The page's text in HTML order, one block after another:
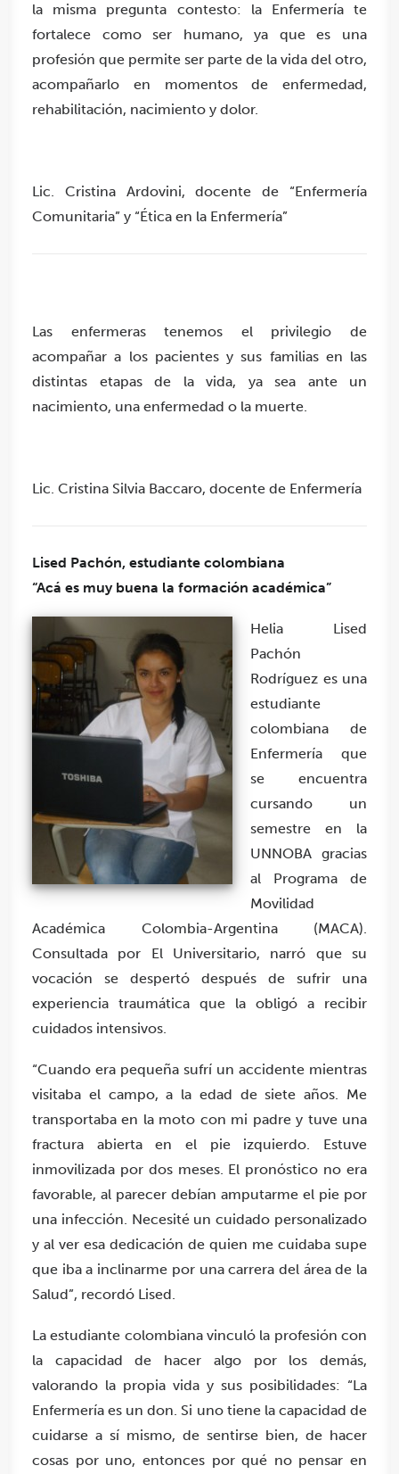
la misma pregunta contesto: la Enfermería te
fortalece como ser humano, ya que es una
profesión que permite ser parte de la vida del otro,
acompañarlo en momentos de enfermedad,
rehabilitación, nacimiento y dolor.
Lic. Cristina Ardovini, docente de “Enfermería
Comunitaria” y “Ética en la Enfermería”
Las enfermeras tenemos el privilegio de
acompañar a los pacientes y sus familias en las
distintas etapas de la vida, ya sea ante un
nacimiento, una enfermedad o la muerte.
Lic. Cristina Silvia Baccaro, docente de Enfermería
Lised Pachón, estudiante colombiana
“Acá es muy buena la formación académica”
Helia Lised
Pachón
Rodríguez es una
estudiante
colombiana de
Enfermería que
se encuentra
cursando un
semestre en la
UNNOBA gracias
al Programa de
Movilidad
Académica Colombia-Argentina (MACA).
Consultada por El Universitario, narró que su
vocación se despertó después de sufrir una
experiencia traumática que la obligó a recibir
cuidados intensivos.
“Cuando era pequeña sufrí un accidente mientras
visitaba el campo, a la edad de siete años. Me
transportaba en la moto con mi padre y tuve una
fractura abierta en el pie izquierdo. Estuve
inmovilizada por dos meses. El pronóstico no era
favorable, al parecer debían amputarme el pie por
una infección. Necesité un cuidado personalizado
y al ver esa dedicación de quien me cuidaba supe
que iba a inclinarme por una carrera del área de la
Salud”, recordó Lised.
La estudiante colombiana vinculó la profesión con
la capacidad de hacer algo por los demás,
valorando la propia vida y sus posibilidades: “La
Enfermería es un don. Si uno tiene la capacidad de
cuidarse a sí mismo, de sentirse bien, de hacer
cosas por uno, entonces por qué no pensar en